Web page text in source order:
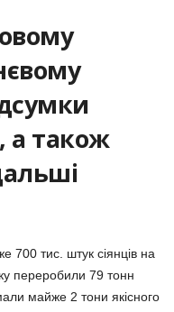
а також
700 тис. штук сіянців на
переробили 79 тонн
майже 2 тони якісного